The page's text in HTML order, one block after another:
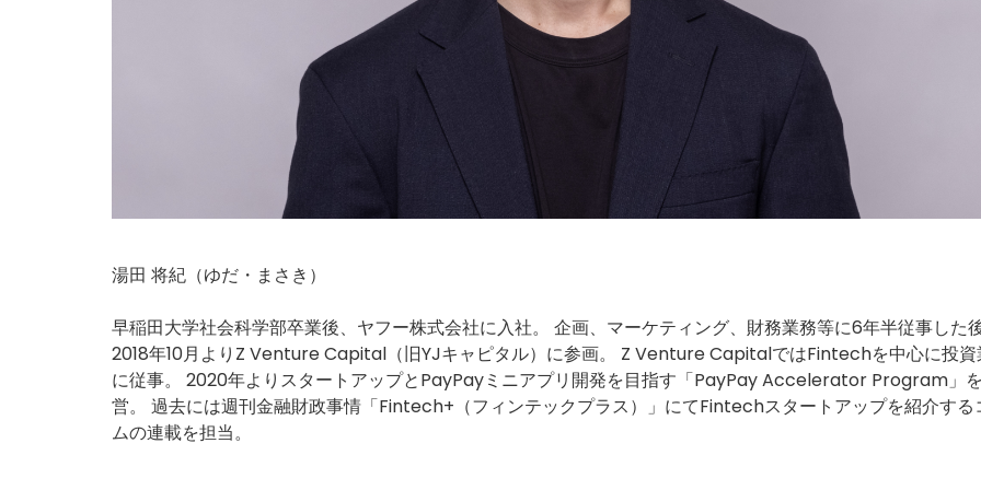
湯田 将紀（ゆだ・まさき）
早稲田大学社会科学部卒業後、ヤフー株式会社に入社。 企画、マーケティング、財務業務等に6年半従事した
2018年10月よりZ Venture Capital（旧YJキャピタル）に参画。 Z Venture CapitalではFintechを中心に投資
に従事。 2020年よりスタートアップとPayPayミニアプリ開発を目指す「PayPay Accelerator Program」
営。 過去には週刊金融財政事情「Fintech+（フィンテックプラス）」にてFintechスタートアップを紹介する
ムの連載を担当。